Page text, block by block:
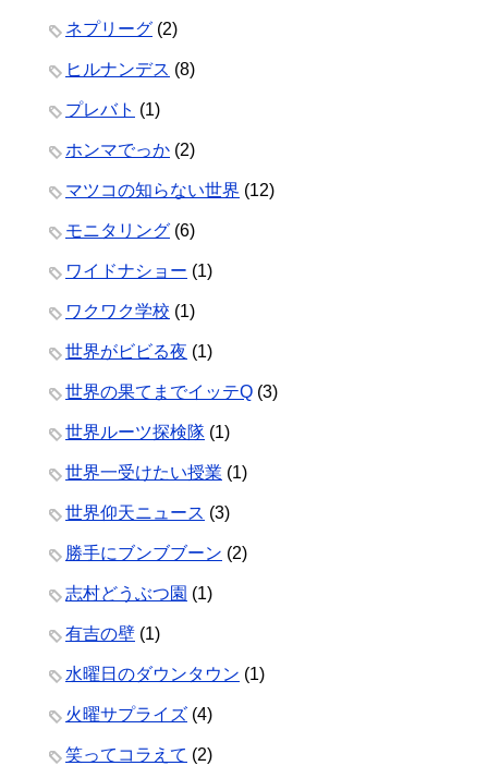
ネプリーグ (2)
ヒルナンデス (8)
プレバト (1)
ホンマでっか (2)
マツコの知らない世界 (12)
モニタリング (6)
ワイドナショー (1)
ワクワク学校 (1)
世界がビビる夜 (1)
世界の果てまでイッテQ (3)
世界ルーツ探検隊 (1)
世界一受けたい授業 (1)
世界仰天ニュース (3)
勝手にブンブブーン (2)
志村どうぶつ園 (1)
有吉の壁 (1)
水曜日のダウンタウン (1)
火曜サプライズ (4)
笑ってコラえて (2)